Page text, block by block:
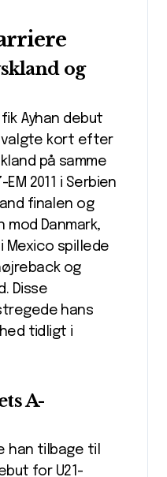
og
Ayhan debut
valgte kort efter
på samme
2011 i Serbien
finalen og
Danmark,
Mexico spillede
og
Disse
hans
tidligt i
A-
han tilbage til
for U21-